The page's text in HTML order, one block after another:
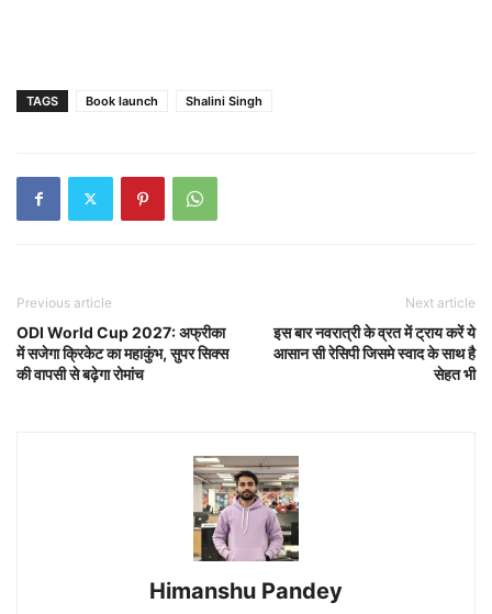
TAGS Book launch Shalini Singh
Previous article
ODI World Cup 2027: अफ्रीका
में सजेगा क्रिकेट का महाकुंभ, सुपर सिक्स
की वापसी से बढ़ेगा रोमांच
Next article
इस बार नवरात्री के व्रत में ट्राय करें ये
आसान सी रेसिपी जिसमे स्वाद के साथ है
सेहत भी
Himanshu Pandey